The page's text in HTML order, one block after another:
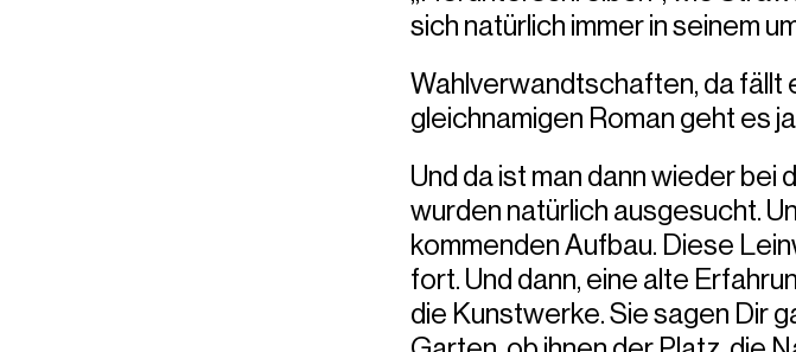
sich natürlich immer in seinem
Wahlverwandtschaften, da fällt
gleichnamigen Roman geht es
Und da ist man dann wieder
wurden natürlich ausgesucht.
kommenden Aufbau. Diese
fort. Und dann, eine alte
die Kunstwerke. Sie sagen Dir